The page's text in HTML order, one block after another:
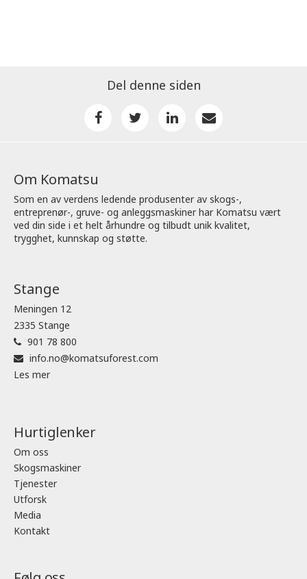
Del denne siden
Om Komatsu
Som en av verdens ledende produsenter av skogs-,
entreprenør-, gruve- og anleggsmaskiner har Komatsu vært
ved din side i et helt århundre og tilbudt unik kvalitet,
trygghet, kunnskap og støtte.
Stange
Meningen 12
2335 Stange
901 78 800
info.no@komatsuforest.com
Les mer
Hurtiglenker
Om oss
Skogsmaskiner
Tjenester
Utforsk
Media
Kontakt